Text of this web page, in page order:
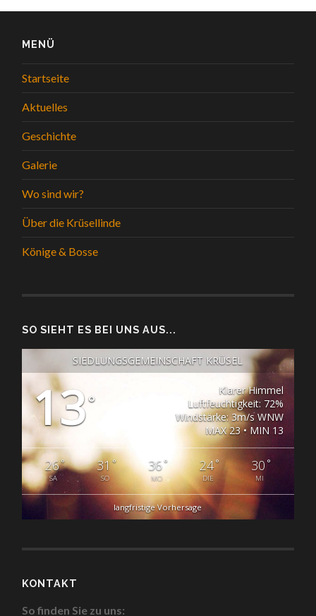
MENÜ
Startseite
Aktuelles
Geschichte
Galerie
Wo sind wir?
Über die Krüsellinde
Könige & Bosse
SO SIEHT ES BEI UNS AUS...
SIEDLUNGSGEMEINSCHAFT KRÜSEL
13°
Klarer Himmel
Luftfeuchtigkeit: 72%
Windstärke: 3m/s WNW
MAX 23 • MIN 13
26°
SA
31°
SO
36°
MO
24°
DIE
30 °
MI
langfristige Vorhersage
KONTAKT
So finden Sie zu uns: